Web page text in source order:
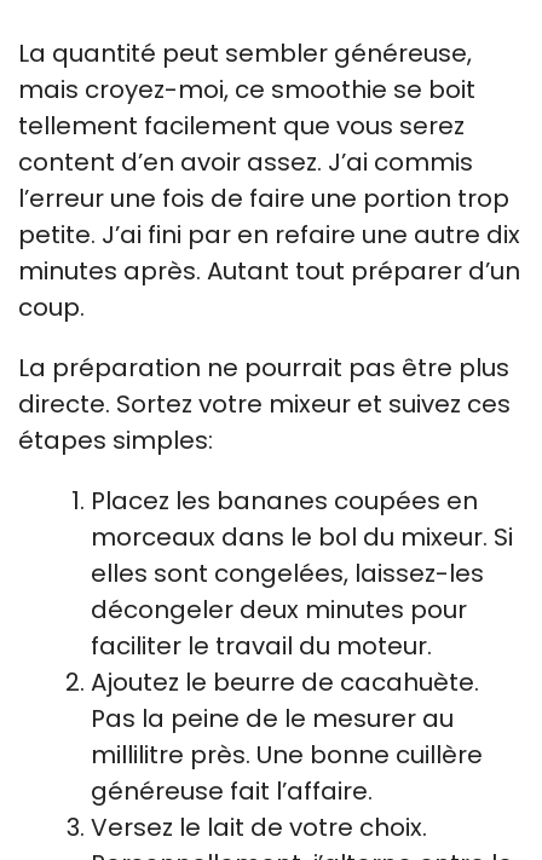
La quantité peut sembler généreuse,
mais croyez-moi, ce smoothie se boit
tellement facilement que vous serez
content d’en avoir assez. J’ai commis
l’erreur une fois de faire une portion trop
petite. J’ai fini par en refaire une autre dix
minutes après. Autant tout préparer d’un
coup.
La préparation ne pourrait pas être plus
directe. Sortez votre mixeur et suivez ces
étapes simples:
Placez les bananes coupées en
morceaux dans le bol du mixeur. Si
elles sont congelées, laissez-les
décongeler deux minutes pour
faciliter le travail du moteur.
Ajoutez le beurre de cacahuète.
Pas la peine de le mesurer au
millilitre près. Une bonne cuillère
généreuse fait l’affaire.
Versez le lait de votre choix.